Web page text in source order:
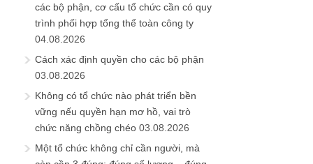
các bộ phận, cơ cấu tổ chức cần có quy
trình phối hợp tổng thể toàn công ty
04.08.2026
Cách xác định quyền cho các bộ phận
03.08.2026
Không có tổ chức nào phát triển bền
vững nếu quyền hạn mơ hồ, vai trò
chức năng chồng chéo 03.08.2026
Một tổ chức không chỉ cần người, mà